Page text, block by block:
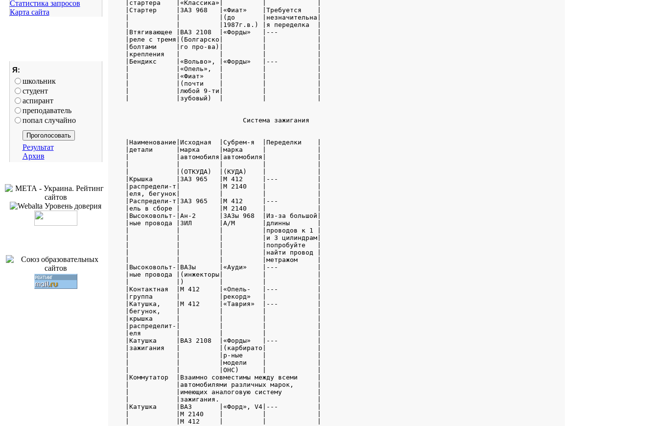
Статистика запросов
Карта сайта
Я:
школьник
студент
аспирант
преподаватель
попал случайно
Результат
Архив
|стартера    |«Классика»|          |             |
|Стартер     |ЗАЗ 968   |«Фиат»    |Требуется    |
|            |          |(до       |незначительна|
|            |          |1987г.в.) |я переделка  |
|Втягивающее |ВАЗ 2108  |«Форды»   |---          |
|реле с тремя|(Болгарско|          |             |
|болтами     |го про-ва)|          |             |
|крепления   |          |          |             |
|Бендикс     |«Вольво», |«Форды»   |---          |
|            |«Опель»,  |          |             |
|            |«Фиат»    |          |             |
|            |(почти    |          |             |
|            |любой 9-ти|          |             |
|            |зубовый)  |          |             |
                              Система зажигания
|Наименование|Исходная  |Субрем-я  |Переделки    |
|детали      |марка     |марка     |             |
|            |автомобиля|автомобиля|             |
|            |(ОТКУДА)  |(КУДА)    |             |
|Крышка      |ЗАЗ 965   |М 412     |---          |
|распредели-т|          |М 2140    |             |
|еля, бегунок|          |          |             |
|Распредели-т|ЗАЗ 965   |М 412     |---          |
|ель в сборе |          |М 2140    |             |
|Высоковольт-|Ан-2      |ЗАЗы 968  |Из-за большой|
|ные провода |ЗИЛ       |А/М       |длинны       |
|            |          |          |проводов к 1 |
|            |          |          |и 3 цилиндрам|
|            |          |          |попробуйте   |
|            |          |          |найти провод |
|            |          |          |метражом     |
|Высоковольт-|ВАЗы      |«Ауди»    |---          |
|ные провода |(инжекторы|          |             |
|            |)         |          |             |
|Контактная  |М 412     |«Опель-   |---          |
|группа      |          |рекорд»   |             |
|Катушка,    |М 412     |«Таврия»  |---          |
|бегунок,    |          |          |             |
|крышка      |          |          |             |
|распределит-|          |          |             |
|еля         |          |          |             |
|Катушка     |ВАЗ 2108  |«Форды»   |---          |
|зажигания   |          |(карбирато|             |
|            |          |р-ные     |             |
|            |          |модели    |             |
|            |          |ОНС)      |             |
|Коммутатор  |Взаимно совместимы между всеми     |
|            |автомобилями различных марок,      |
|            |имеющих аналоговую систему         |
|            |зажигания.                         |
|Катушка     |ВАЗ       |«Форд», V4|---          |
|            |М 2140    |          |             |
|            |М 412     |          |             |